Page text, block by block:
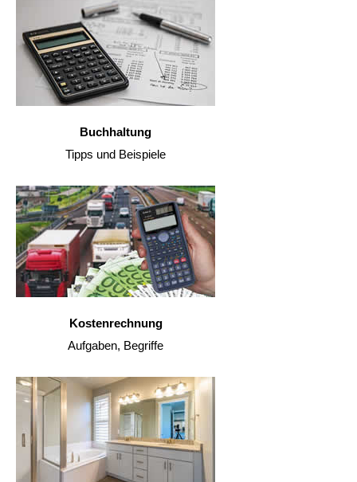
Buchhaltung
Tipps und Beispiele
Kostenrechnung
Aufgaben, Begriffe